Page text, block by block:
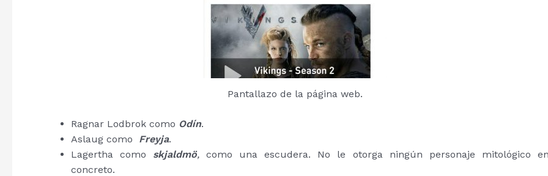
Pantallazo de la página web.
Ragnar Lodbrok como Odín.
Aslaug como Freyja.
Lagertha como skjaldmö, como una escudera. No le otorga ningún personaje mitológico en
concreto.